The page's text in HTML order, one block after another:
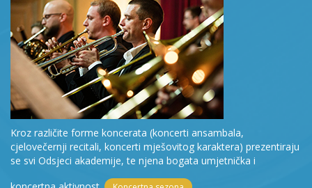
Kroz različite forme koncerata (koncerti ansambala,
cjelovečernji recitali, koncerti mješovitog karaktera) prezentiraju
se svi Odsjeci akademije, te njena bogata umjetnička i